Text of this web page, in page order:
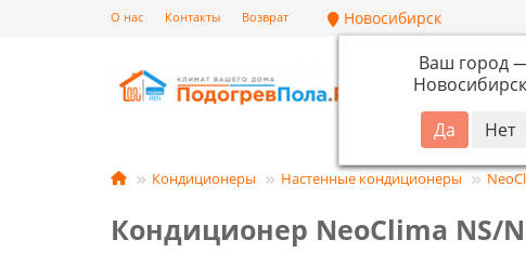
О нас Контакты Возврат Новосибирск
Ваш город
Новосибирск
Каталог
Кондиционеры Настенные кондиционеры
Кондиционер NeoClima NS/